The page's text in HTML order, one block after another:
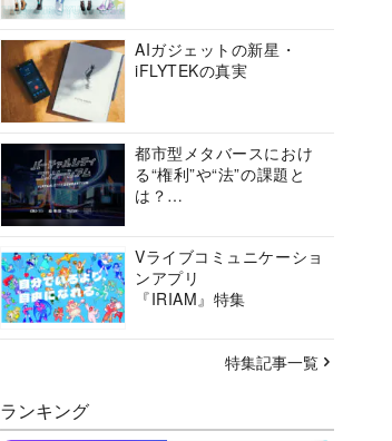
AIガジェットの新星・
iFLYTEKの真実
都市型メタバースにおけ
る“権利”や“法”の課題と
は？
ーシアムの挑戦に迫る
Vライブコミュニケーショ
ンアプリ
『IRIAM』特集
特集記事一覧
ランキング